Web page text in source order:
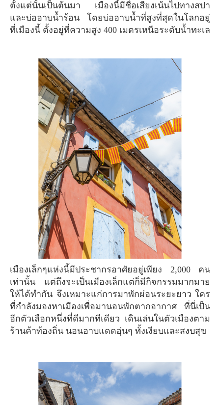
ตั้งแต่นั้นเป็นต้นมา เมืองนี้มีชื่อเสียงเน้นไปทางสปา
และบ่ออาบน้ำร้อน โดยบ่ออาบน้ำที่สูงที่สุดในโลกอยู่
ที่เมืองนี้ ตั้งอยู่ที่ความสูง 400 เมตรเหนือระดับน้ำทะเล
เมืองเล็กๆแห่งนี้มีประชากรอาศัยอยู่เพียง 2,000 คน
เท่านั้น แต่ถึงจะเป็นเมืองเล็กแต่ก็มีกิจกรรมมากมาย
ให้ได้ทำกัน จึงเหมาะแก่การมาพักผ่อนระยะยาว ใคร
ที่กำลังมองหาเมืองเพื่อมานอนพักตากอากาศ ที่นี่เป็น
อีกตัวเลือกหนึ่งที่ดีมากทีเดียว เดินเล่นในตัวเมืองตาม
ร้านค้าท้องถิ่น นอนอาบแดดอุ่นๆ ทั้งเงียบและสงบสุข